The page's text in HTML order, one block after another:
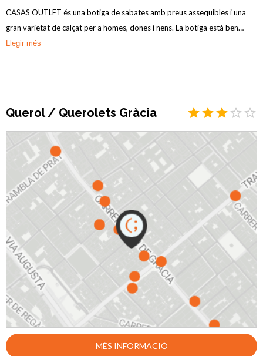
CASAS OUTLET és una botiga de sabates amb preus assequibles i una
gran varietat de calçat per a homes, dones i nens. La botiga està ben
organitzada per gènere, edat i talles, la qual cosa facilita la cerca de
l'atenció amable i professional del personal de CASAS OUTLET, així com
rebaixats encara tenen preus elevats a causa del seu origen de marques
cares, es poden trobar bones oportunitats a la botiga. La botiga també
ofereix roba de llit bàsica i de qualitat. En general, els clients recomanen
CASAS OUTLET per la seva bona atenció al client, qualitat i preus
assequibles.
Llegir més
Querol / Querolets Gràcia
MÉS INFORMACIÓ